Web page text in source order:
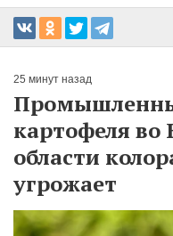
25 минут назад
картофеля
области
угрожает